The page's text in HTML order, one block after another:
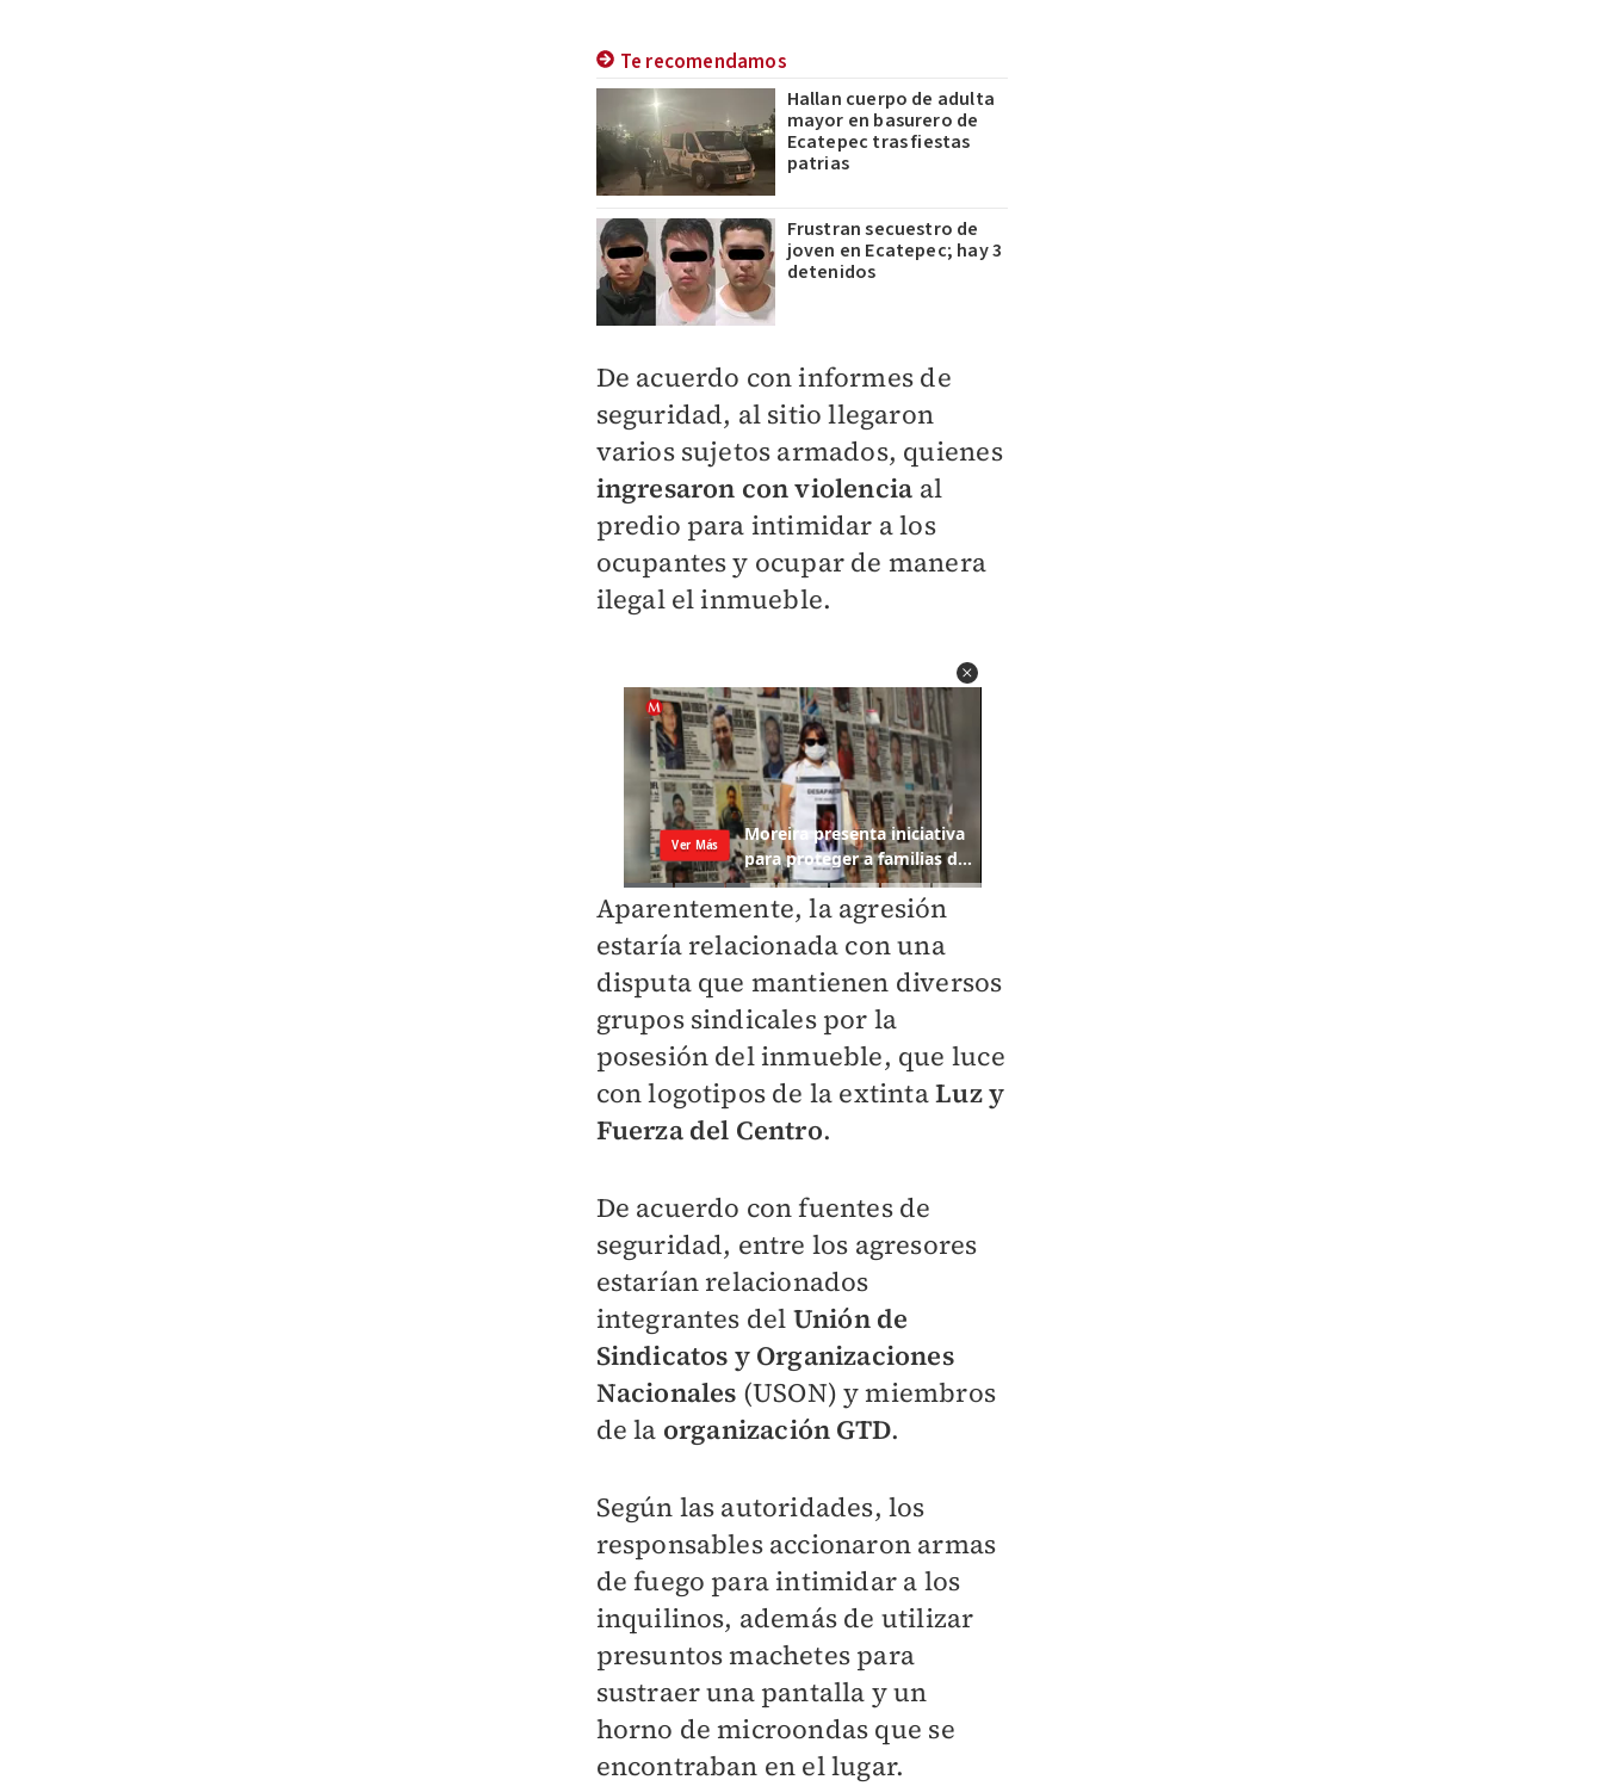
Te recomendamos
Hallan cuerpo de adulta
mayor en basurero de
Ecatepec tras fiestas
patrias
Frustran secuestro de
joven en Ecatepec; hay 3
detenidos
De acuerdo con informes de
seguridad, al sitio llegaron
varios sujetos armados, quienes
ingresaron con violencia al
predio para intimidar a los
ocupantes y ocupar de manera
ilegal el inmueble.
Aparentemente, la agresión
estaría relacionada con una
disputa que mantienen diversos
grupos sindicales por la
posesión del inmueble, que luce
con logotipos de la extintaLuz y
Fuerza del Centro.
De acuerdo con fuentes de
seguridad, entre los agresores
estarían relacionados
integrantes del Unión de
Sindicatos y Organizaciones
Nacionales (USON) y miembros
de la organización GTD.
Según las autoridades, los
responsables accionaron armas
de fuego para intimidar a los
inquilinos, además de utilizar
presuntos machetes para
sustraer una pantalla y un
horno de microondas que se
encontraban en el lugar.